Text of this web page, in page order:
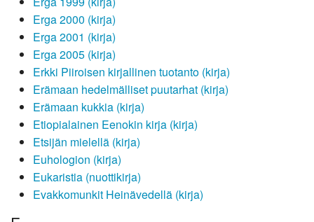
Erga 2000 (kirja)
Erga 2001 (kirja)
Erga 2005 (kirja)
Erkki Piiroisen kirjallinen tuotanto (kirja)
Erämaan hedelmälliset puutarhat (kirja)
Erämaan kukkia (kirja)
Etiopialainen Eenokin kirja (kirja)
Etsijän mielellä (kirja)
Euhologion (kirja)
Eukaristia (nuottikirja)
Evakkomunkit Heinävedellä (kirja)